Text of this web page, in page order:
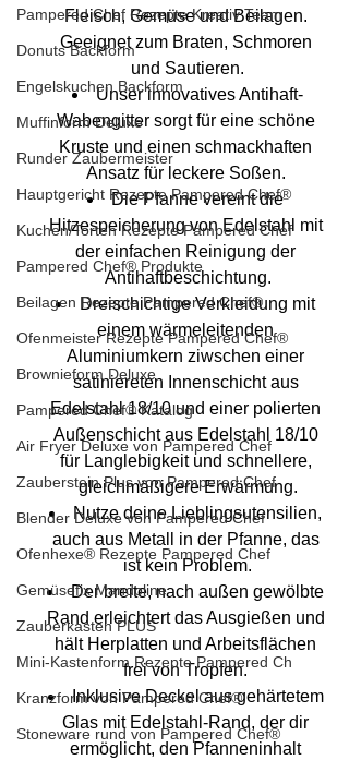
Pampered Chef Rezepte Kreativ Team
Donuts Backform
Engelskuchen Backform
Muffinform Deluxe
Runder Zaubermeister
Hauptgericht Rezepte Pampered Chef®
Kuchen/Torten Rezepte Pampered Chef
Pampered Chef® Produkte
Beilagen Rezepte Pampered Chef®
Ofenmeister Rezepte Pampered Chef®
Brownieform Deluxe
Pampered Chef® Katalog
Air Fryer Deluxe von Pampered Chef
Zauberstein Plus von Pampered Chef
Blender Deluxe von Pampered Chef
Ofenhexe® Rezepte Pampered Chef
Gemüsefix Mandoline
Zauberkasten PLUS
Mini-Kastenform Rezepte Pampered Ch
Kranzform von Pampered Chef®
Stoneware rund von Pampered Chef®
Fleisch, Gemüse und Beilagen.
Geeignet zum Braten, Schmoren
und Sautieren.
Unser innovatives Antihaft-
Wabengitter sorgt für eine schöne
Kruste und einen schmackhaften
Ansatz für leckere Soßen.
Die Pfanne vereint die
Hitzespeicherung von Edelstahl mit
der einfachen Reinigung der
Antihaftbeschichtung.
Dreischichtige Verkleidung mit
einem wärmeleitenden
Aluminiumkern ziwschen einer
satiniereten Innenschicht aus
Edelstahl 18/10 und einer polierten
Außenschicht aus Edelstahl 18/10
für Langlebigkeit und schnellere,
gleichmäßigere Erwärmung.
Nutze deine Lieblingsutensilien,
auch aus Metall in der Pfanne, das
ist kein Problem.
Der breite, nach außen gewölbte
Rand erleichtert das Ausgießen und
hält Herplatten und Arbeitsflächen
frei von Tropfen.
Inklusive Deckel aus gehärtetem
Glas mit Edelstahl-Rand, der dir
ermöglicht, den Pfanneninhalt